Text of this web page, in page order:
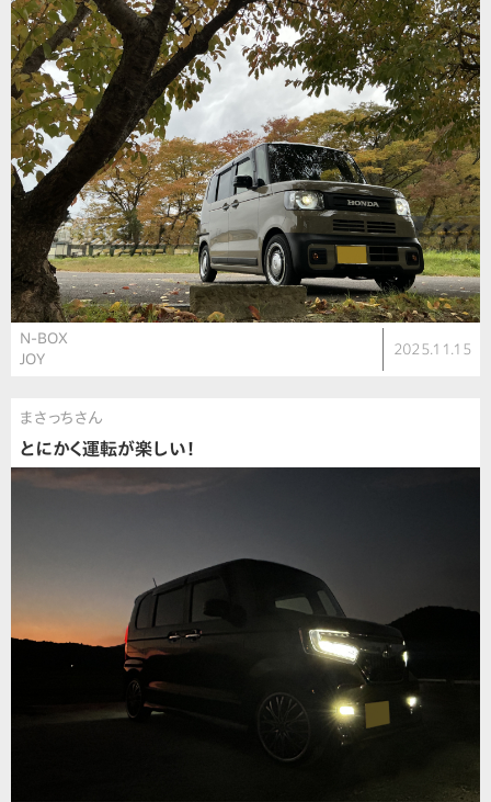
N-BOX
JOY
2025.11.15
まさっちさん
とにかく運転が楽しい！